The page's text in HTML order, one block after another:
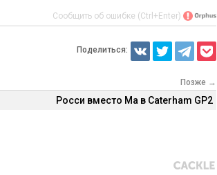
Сообщить об ошибке (Ctrl+Enter)
Поделиться:
Позже →
Росси вместо Ма в Caterham GP2